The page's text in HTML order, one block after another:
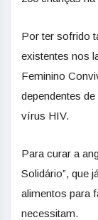
Por ter sofrido
existentes nos
Feminino
dependentes
vírus HIV.
Para curar a
Solidário”, que
alimentos para
necessitam.